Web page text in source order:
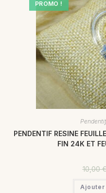
PROMO !
Pendentif
PENDENTIF RESINE
FIN 24K ET
10,00
Ajouter